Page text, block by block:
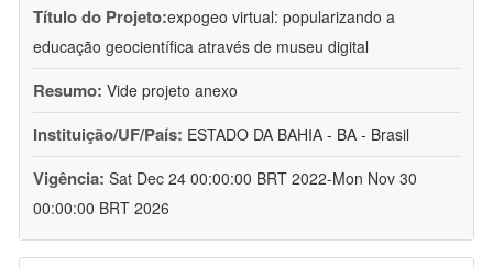
Título do Projeto:expogeo virtual: popularizando a
educação geocientífica através de museu digital
Resumo: Vide projeto anexo
Instituição/UF/País: ESTADO DA BAHIA - BA - Brasil
Vigência: Sat Dec 24 00:00:00 BRT 2022-Mon Nov 30
00:00:00 BRT 2026